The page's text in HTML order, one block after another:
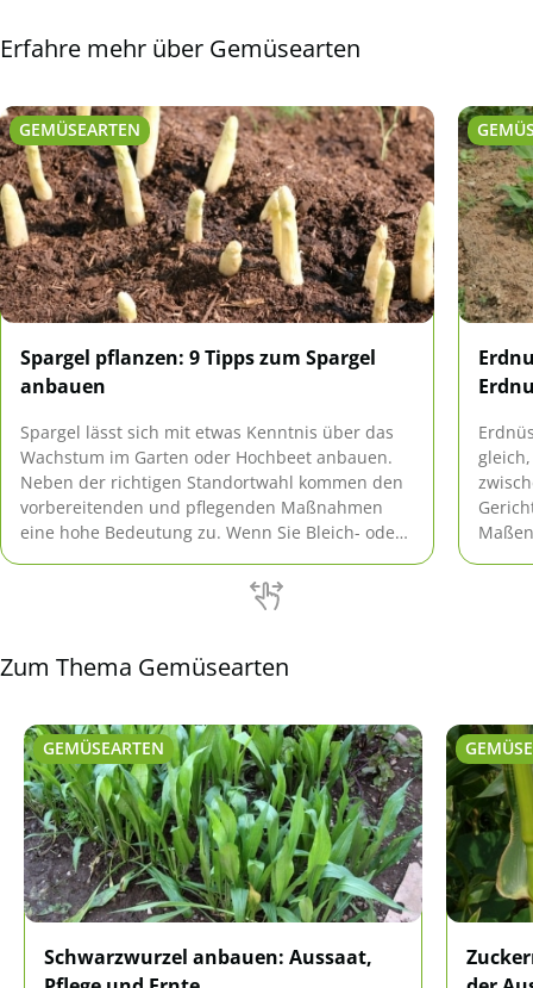
Erfahre mehr über Gemüsearten
GEMÜSEARTEN
Spargel pflanzen: 9 Tipps zum Spargel
anbauen
Spargel lässt sich mit etwas Kenntnis über das
Wachstum im Garten oder Hochbeet anbauen.
Neben der richtigen Standortwahl kommen den
vorbereitenden und pflegenden Maßnahmen
eine hohe Bedeutung zu. Wenn Sie Bleich- oder
sich die Vorgehensweise geringfügig.
Zum Thema Gemüsearten
GEMÜSEARTEN
Schwarzwurzel anbauen: Aussaat,